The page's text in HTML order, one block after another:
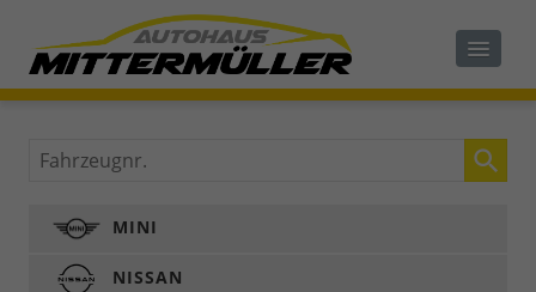
Fahrzeugnr.
MINI
NISSAN